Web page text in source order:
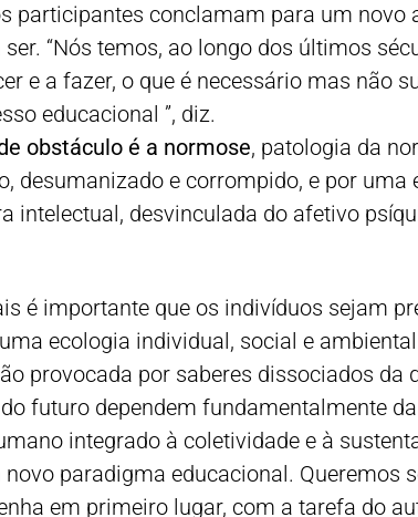
participantes conclamam para um
“Nós temos, ao longo dos últimos
e a fazer, o que é necessário mas não
educacional ”, diz.
obstáculo é a normose, patologia da
desumanizado e corrompido, e por
intelectual, desvinculada do afetivo
é importante que os indivíduos sejam
ecologia individual, social e
provocada por saberes dissociados da
futuro dependem fundamentalmente
integrado à coletividade e à
paradigma educacional. Queremos
em primeiro lugar, com a tarefa do